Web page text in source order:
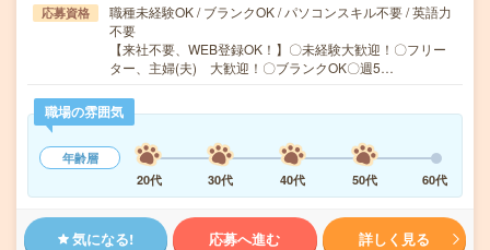
応募資格
職種未経験OK / ブランクOK / パソコンスキル不要 / 英語力
不要
【来社不要、WEB登録OK！】〇未経験大歓迎！〇フリー
ター、主婦(夫) 大歓迎！〇ブランクOK〇週5…
職場の雰囲気
年齢層
20代
30代 40代 50代 60代
気になる! 応募へ進む 詳しく見る